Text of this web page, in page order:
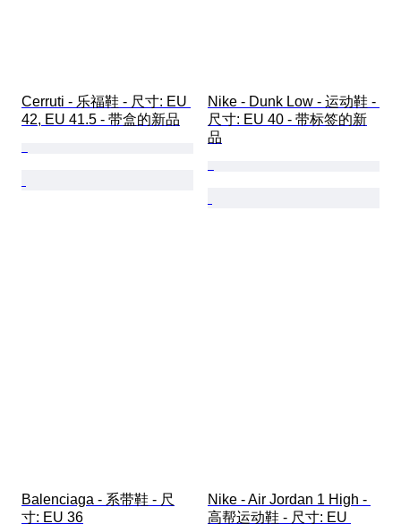
Cerruti - 乐福鞋 - 尺寸: EU
42, EU 41.5 - 带盒的新品
Nike - Dunk Low - 运动鞋 -
尺寸: EU 40 - 带标签的新
品
Balenciaga - 系带鞋 - 尺
寸: EU 36
Nike - Air Jordan 1 High -
高帮运动鞋 - 尺寸: EU